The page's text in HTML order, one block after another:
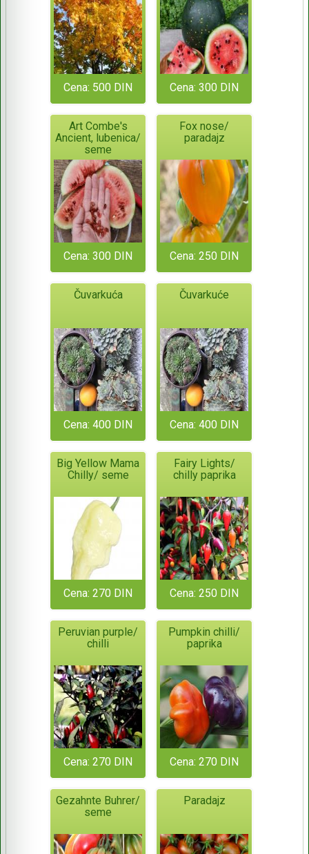
Cena: 500 DIN Cena: 300 DIN
Art Combe's
Ancient, lubenica/
seme
Cena: 300 DIN
Fox nose/
paradajz
Cena: 250 DIN
Čuvarkuća
Cena: 400 DIN
Čuvarkuće
Cena: 400 DIN
Big Yellow Mama
Chilly/ seme
Cena: 270 DIN
Fairy Lights/
chilly paprika
Cena: 250 DIN
Peruvian purple/
chilli
Cena: 270 DIN
Pumpkin chilli/
paprika
Cena: 270 DIN
Gezahnte Buhrer/
seme
Paradajz